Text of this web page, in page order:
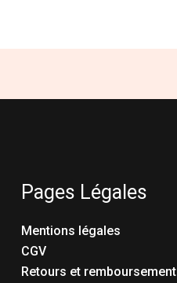
Pages Légales
Mentions légales
CGV
Retours et